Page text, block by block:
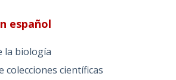
español
la biología
colecciones científicas